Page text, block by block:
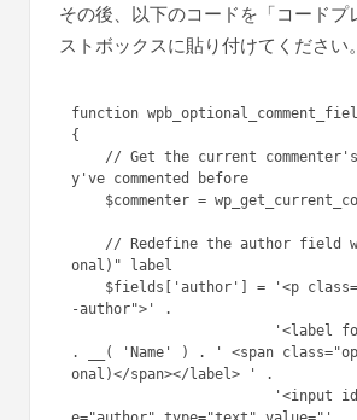
その後、以下のコードを「コードプ
ストボックスに貼り付けてください。
function
{
y've commented before
onal)" label
-author">' .
. __( 'Name' ) . ' <span
onal)</span></label> ' .